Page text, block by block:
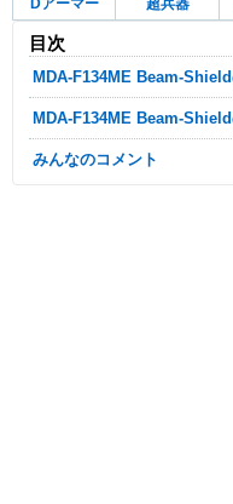
Dアーマー 超兵器
目次
MDA-F134ME Beam-
MDA-F134ME Beam-
みんなのコメント